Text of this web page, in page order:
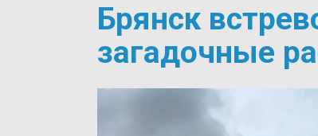
Брянск
загадочные